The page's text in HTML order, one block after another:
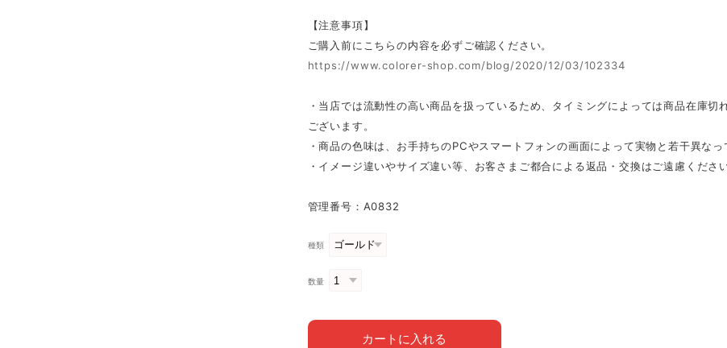
【注意事項】
ご購入前にこちらの内容を必ずご確認ください。
https://www.colorer-shop.com/blog/2020/12/03/102334
・当店では流動性の高い商品を扱っているため、タイミングによっては商品在庫
ございます。
・商品の色味は、お手持ちのPCやスマートフォンの画面によって実物と若干異なっ
・イメージ違いやサイズ違い等、お客さまご都合による返品・交換はご遠慮ください
管理番号：A0832
種類
数量
カートに入れる